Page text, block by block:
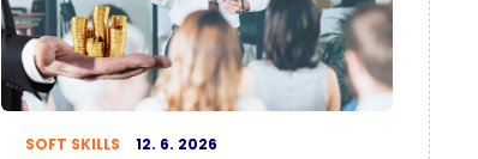
SOFT SKILLS 12. 6. 2026